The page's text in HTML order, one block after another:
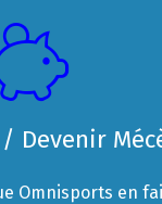
Devenir
Omnisports en